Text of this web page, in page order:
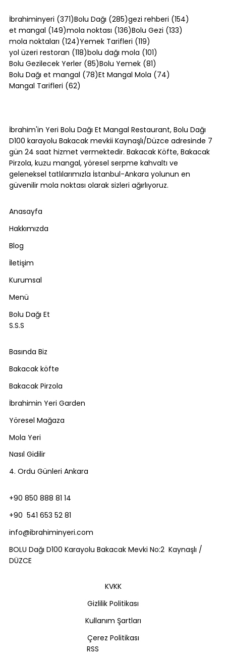
Yapılır?
İbrahiminyeri (371)371 yazı
Bolu Dağı (285)285 yazı
gezi rehberi (154)
et mangal (149)149 yazı
mola noktası (136)136 yazı
Bolu Gezi (133)
mola noktaları (124)124 yazı
Yemek Tarifleri (119)
yol üzeri restoran (118)118 yazı
bolu dağı mola (101)
Bolu Gezilecek Yerler (85)85 yazı
Bolu Yemek (81)
Bolu Dağı et mangal (78)78 yazı
Et Mangal Mola (74)
Mangal Tarifleri (62)
İbrahim'in Yeri Bolu Dağı Et Mangal Restaurant, Bolu Dağı
D100 karayolu Bakacak mevkii Kaynaşlı/Düzce adresinde 7
gün 24 saat hizmet vermektedir. Bakacak Köfte, Bakacak
Pirzola, kuzu mangal, yöresel serpme kahvaltı ve
geleneksel tatlılarımızla İstanbul-Ankara yolunun en
güvenilir mola noktası olarak sizleri ağırlıyoruz.
Anasayfa
Hakkımızda
Blog
İletişim
Kurumsal
Menü
Bolu Dağı Et
S.S.S
Basında Biz
Bakacak köfte
Bakacak Pirzola
İbrahimin Yeri Garden
Yöresel Mağaza
Mola Yeri
Nasıl Gidilir
4. Ordu Günleri Ankara
+90 850 888 81 14
+90 541 653 52 81
info@ibrahiminyeri.com
BOLU Dağı D100 Karayolu Bakacak Mevki No:2 Kaynaşlı /
DÜZCE
KVKK
Gizlilik Politikası
Kullanım Şartları
Çerez Politikası
RSS